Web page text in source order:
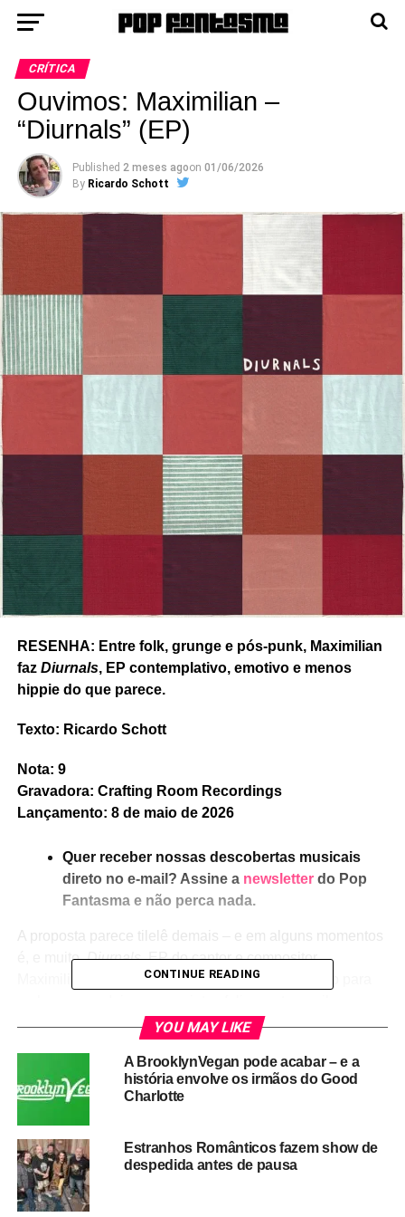
CRÍTICA
Ouvimos: Maximilian –
“Diurnals” (EP)
Published 2 meses agoon 01/06/2026
By Ricardo Schott
RESENHA: Entre folk, grunge e pós-punk, Maximilian
faz Diurnals, EP contemplativo, emotivo e menos
hippie do que parece.
Texto: Ricardo Schott
Nota: 9
Gravadora: Crafting Room Recordings
Lançamento: 8 de maio de 2026
Quer receber nossas descobertas musicais
direto no e-mail? Assine a newsletterdo Pop
Fantasma e não perca nada.
A proposta parece tilelê demais – e em alguns momentos
é, e muito.Diurnals, EP do cantor e compositor
Maximilian, radicado em Brighton, é um disco feito para
“Instrumentação acústica, gravação ao vivo, sem
metrônomo. Mantendo tudo ‘orgânico’ e ‘no momento’,
por assim dizer”, como diz o texto de lançamento, que
também afirma ter sidoDiurnalsgravado “durante o fim de
delicada gratidão do coração”.
Ouvimos:
CONTINUE READING
YOU MAY LIKE
A BrooklynVegan pode acabar – e a
história envolve os irmãos do Good
Charlotte
Estranhos Românticos fazem show de
despedida antes de pausa